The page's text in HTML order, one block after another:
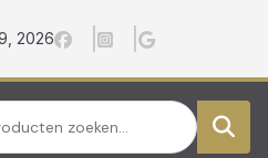
2026
Zoeken